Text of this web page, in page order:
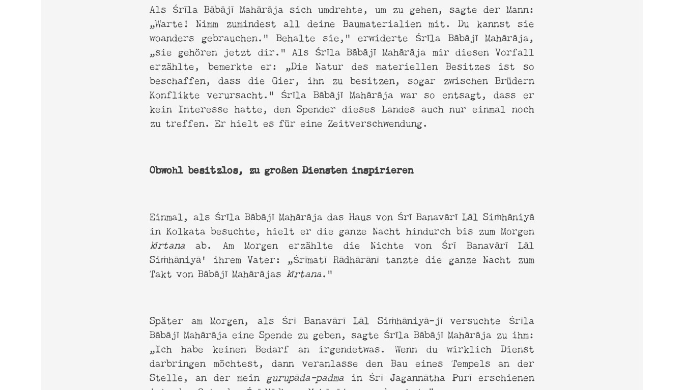
Als Śrīla Bābājī Mahārāja sich umdrehte, um zu gehen, sagte der Mann:
„Warte! Nimm zumindest all deine Baumaterialien mit. Du kannst sie
woanders gebrauchen.” Behalte sie,” erwiderte Śrīla Bābājī Mahārāja,
„sie gehören jetzt dir.” Als Śrīla Bābājī Mahārāja mir diesen Vorfall
erzählte, bemerkte er: „Die Natur des materiellen Besitzes ist so
beschaffen, dass die Gier, ihn zu besitzen, sogar zwischen Brüdern
Konflikte verursacht." Śrīla Bābājī Mahārāja war so entsagt, dass er
kein Interesse hatte, den Spender dieses Landes auch nur einmal noch
zu treffen. Er hielt es für eine Zeitverschwendung.
Obwohl besitzlos, zu großen Diensten inspirieren
Einmal, als Śrīla Bābājī Mahārāja das Haus von Śrī Banavārī Lāl Siṁhāniyā
in Kolkata besuchte, hielt er die ganze Nacht hindurch bis zum Morgen
kīrtana ab. Am Morgen erzählte die Nichte von Śrī Banavārī Lāl
Siṁhāniyā’ ihrem Vater: „Śrīmatī Rādhārānī tanzte die ganze Nacht zum
Takt von Bābājī Mahārājas kīrtana.”
Später am Morgen, als Śrī Banavārī Lāl Siṁhāniyā-jī versuchte Śrīla
Bābājī Mahārāja eine Spende zu geben, sagte Śrīla Bābājī Mahārāja zu ihm:
„Ich habe keinen Bedarf an irgendetwas. Wenn du wirklich Dienst
darbringen möchtest, dann veranlasse den Bau eines Tempels an der
Stelle, an der mein gurupāda-padma in Śrī Jagannātha Purī erschienen